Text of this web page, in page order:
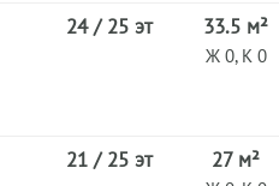
24 / 25 эт 33.5 м²
Ж 0, К 0
21 / 25 эт 27 м²